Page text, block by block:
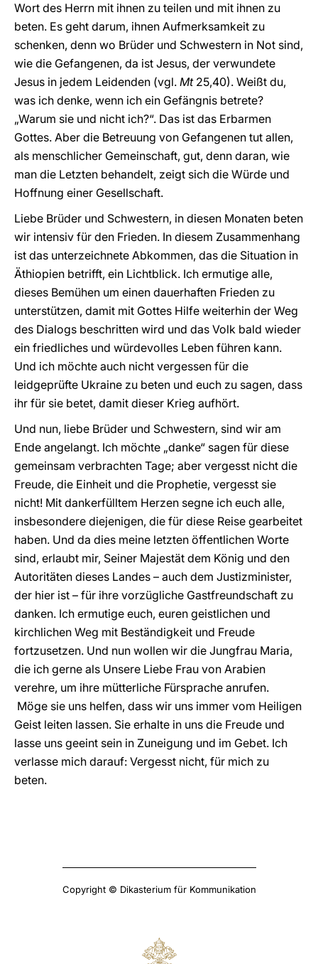
Wort des Herrn mit ihnen zu teilen und mit ihnen zu
beten. Es geht darum, ihnen Aufmerksamkeit zu
schenken, denn wo Brüder und Schwestern in Not sind,
wie die Gefangenen, da ist Jesus, der verwundete
Jesus in jedem Leidenden (vgl. Mt25,40). Weißt du,
was ich denke, wenn ich ein Gefängnis betrete?
„Warum sie und nicht ich?“. Das ist das Erbarmen
Gottes. Aber die Betreuung von Gefangenen tut allen,
als menschlicher Gemeinschaft, gut, denn daran, wie
man die Letzten behandelt, zeigt sich die Würde und
Hoffnung einer Gesellschaft.
Liebe Brüder und Schwestern, in diesen Monaten beten
wir intensiv für den Frieden. In diesem Zusammenhang
ist das unterzeichnete Abkommen, das die Situation in
Äthiopien betrifft, ein Lichtblick. Ich ermutige alle,
dieses Bemühen um einen dauerhaften Frieden zu
unterstützen, damit mit Gottes Hilfe weiterhin der Weg
des Dialogs beschritten wird und das Volk bald wieder
ein friedliches und würdevolles Leben führen kann.
Und ich möchte auch nicht vergessen für die
leidgeprüfte Ukraine zu beten und euch zu sagen, dass
ihr für sie betet, damit dieser Krieg aufhört.
Und nun, liebe Brüder und Schwestern, sind wir am
Ende angelangt. Ich möchte „danke“ sagen für diese
gemeinsam verbrachten Tage; aber vergesst nicht die
Freude, die Einheit und die Prophetie, vergesst sie
nicht! Mit dankerfülltem Herzen segne ich euch alle,
insbesondere diejenigen, die für diese Reise gearbeitet
haben. Und da dies meine letzten öffentlichen Worte
sind, erlaubt mir, Seiner Majestät dem König und den
Autoritäten dieses Landes – auch dem Justizminister,
der hier ist – für ihre vorzügliche Gastfreundschaft zu
danken. Ich ermutige euch, euren geistlichen und
kirchlichen Weg mit Beständigkeit und Freude
fortzusetzen. Und nun wollen wir die Jungfrau Maria,
die ich gerne als Unsere Liebe Frau von Arabien
verehre, um ihre mütterliche Fürsprache anrufen.
Möge sie uns helfen, dass wir uns immer vom Heiligen
Geist leiten lassen. Sie erhalte in uns die Freude und
lasse uns geeint sein in Zuneigung und im Gebet. Ich
verlasse mich darauf: Vergesst nicht, für mich zu
beten.
Copyright © Dikasterium für Kommunikation